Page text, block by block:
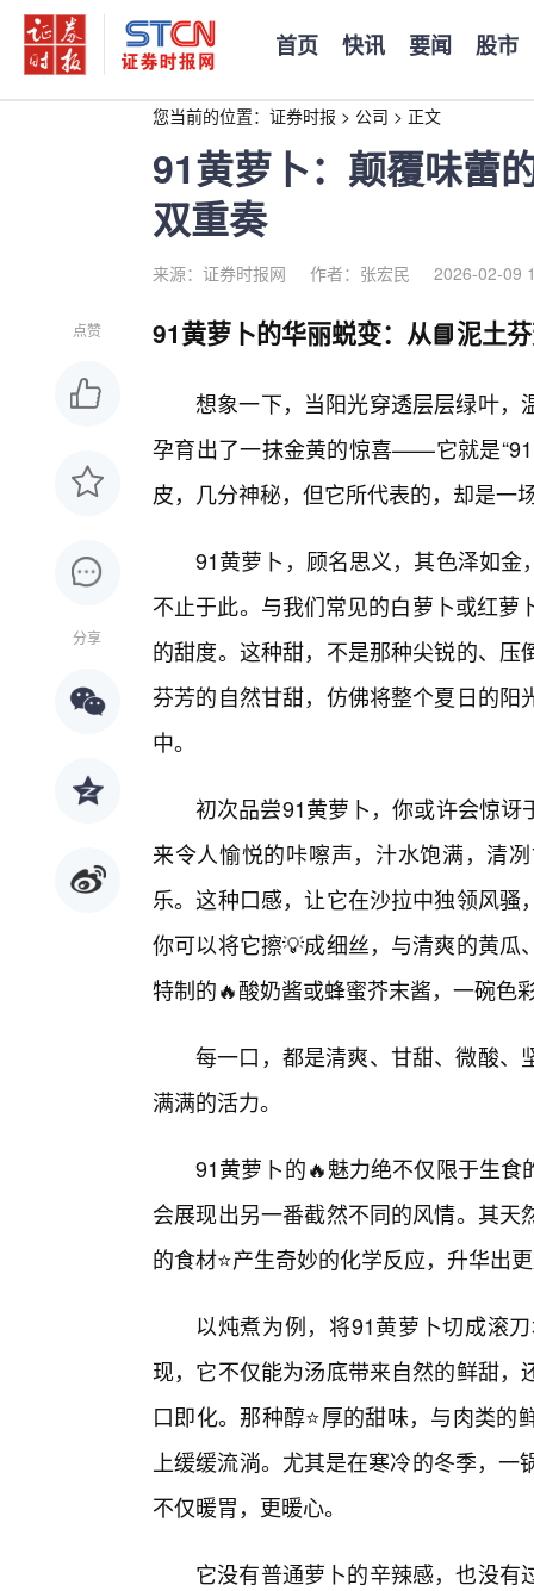
首页 快讯 要闻 股市
您当前的位置： 证券时报 > 公司 > 正文
91黄萝卜：颠覆味蕾
双重奏
来源：证券时报网 作者：张宏民 2026-02-09
点赞
分享
91黄萝卜的华丽蜕变：从📘泥土
想象一下，当阳光穿透层层绿叶，
孕育出了一抹金黄的惊喜——它就是
皮，几分神秘，但它所代表的，却是一
91黄萝卜，顾名思义，其色泽如
不止于此。与我们常见的白萝卜或红
的甜度。这种甜，不是那种尖锐的、
芬芳的自然甘甜，仿佛将整个夏日的
中。
初次品尝91黄萝卜，你或许会惊
来令人愉悦的咔嚓声，汁水饱满，清
乐。这种口感，让它在沙拉中独领风
你可以将它擦💡成细丝，与清爽的黄
特制的🔥酸奶酱或蜂蜜芥末酱，一碗色
每一口，都是清爽、甘甜、微酸、
满满的活力。
91黄萝卜的🔥魅力绝不仅限于生
会展现出另一番截然不同的风情。其
的食材⭐产生奇妙的化学反应，升华出
以炖煮为例，将91黄萝卜切成滚
现，它不仅能为汤底带来自然的鲜甜
口即化。那种醇⭐厚的甜味，与肉类
上缓缓流淌。尤其是在寒冷的冬季，
不仅暖胃，更暖心。
它没有普通萝卜的辛辣感，也没